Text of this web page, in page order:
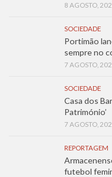
8 AGOSTO,
SOCIEDADE
Portimão
sempre no
7 AGOSTO,
SOCIEDADE
Casa dos
Património’
7 AGOSTO,
REPORTAGEM
futebol